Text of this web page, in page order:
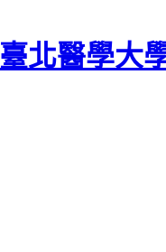
臺北醫學大